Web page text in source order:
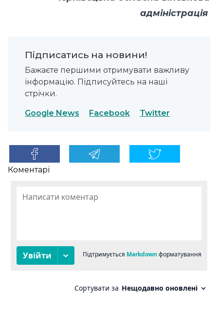
адміністрація
Підписатись на новини!
Бажаєте першими отримувати важливу
інформацію. Підписуйтесь на наші
стрічки.
Google News Facebook Twitter
Коментарі